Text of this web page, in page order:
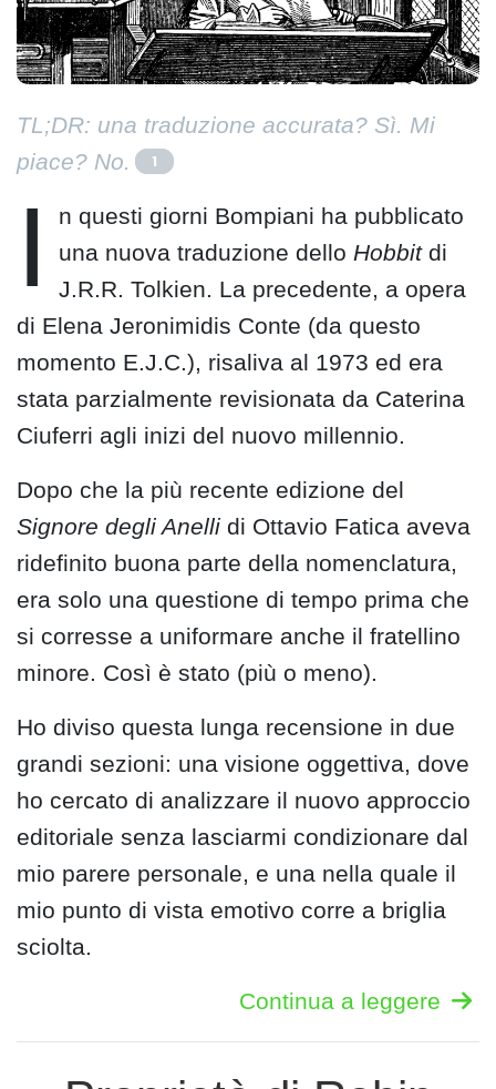
TL;DR: una traduzione accurata? Sì. Mi
piace? No.
1
I
n questi giorni Bompiani ha pubblicato
una nuova traduzione dello Hobbitdi
J.R.R. Tolkien. La precedente, a opera
di Elena Jeronimidis Conte (da questo
momento E.J.C.), risaliva al 1973 ed era
stata parzialmente revisionata da Caterina
Ciuferri agli inizi del nuovo millennio.
Dopo che la più recente edizione del
Signore degli Anelli di Ottavio Fatica aveva
ridefinito buona parte della nomenclatura,
era solo una questione di tempo prima che
si corresse a uniformare anche il fratellino
minore. Così è stato (più o meno).
Ho diviso questa lunga recensione in due
grandi sezioni: una visione oggettiva, dove
ho cercato di analizzare il nuovo approccio
editoriale senza lasciarmi condizionare dal
mio parere personale, e una nella quale il
mio punto di vista emotivo corre a briglia
sciolta.
Continua a leggere